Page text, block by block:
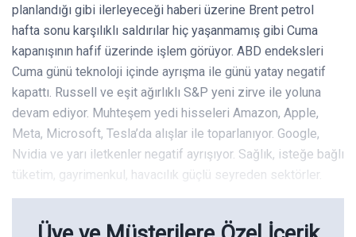
planlandığı gibi ilerleyeceği haberi üzerine Brent petrol
hafta sonu karşılıklı saldırılar hiç yaşanmamış gibi Cuma
kapanışının hafif üzerinde işlem görüyor. ABD endeksleri
Cuma günü teknoloji içinde ayrışma ile günü yatay negatif
kapattı. Russell ve eşit ağırlıklı S&P yeni zirve ile yoluna
devam ediyor. Muhteşem yedi hisseleri Amazon, Apple,
Meta, Microsoft, Tesla’da alışlar ile toparlanıyor. Google,
Nvidia ve yarı iletkenler negatif ayrışıyor. Sağlık, isteğe bağlı
tüketim, gayrimenkul, havacılık güçlü seyreden sektörler.